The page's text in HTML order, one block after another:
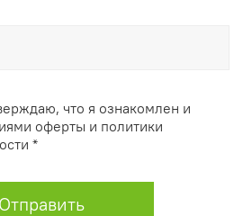
что я ознакомлен и
оферты и политики
*
Отправить